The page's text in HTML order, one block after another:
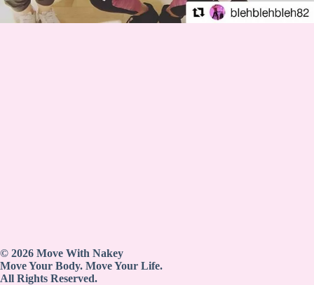
© 2026 Move With Nakey
Move Your Body. Move Your Life.
All Rights Reserved.